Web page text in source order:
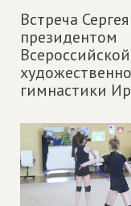
Встреча
президентом
гимнастики